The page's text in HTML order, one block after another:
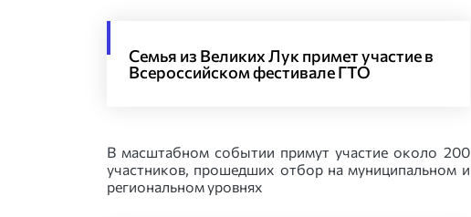
Семья из Великих Лук примет участие в
Всероссийском фестивале ГТО
В масштабном событии примут участие около 200
участников, прошедших отбор на муниципальном и
региональном уровнях